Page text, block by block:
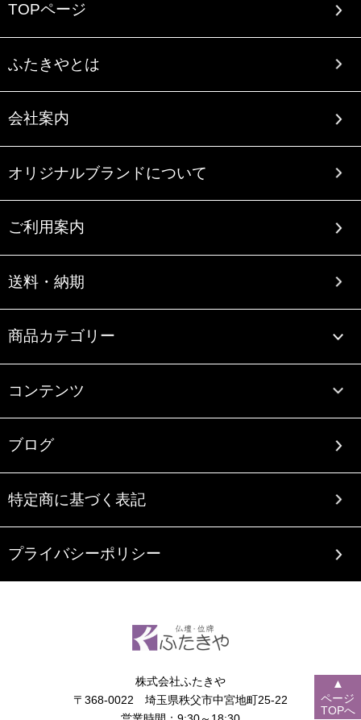
TOPページ
ふたきやとは
会社案内
オリジナルブランドについて
ご利用案内
送料・納期
商品カテゴリー
コンテンツ
ブログ
特定商に基づく表記
プライバシーポリシー
株式会社ふたきや
〒368-0022 埼玉県秩父市中宮地町25-22
▲
ページ
TOPへ